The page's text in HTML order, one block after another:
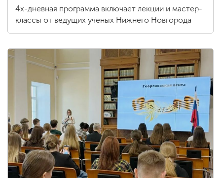
4х-дневная программа включает лекции и мастер-
классы от ведущих ученых Нижнего Новгорода